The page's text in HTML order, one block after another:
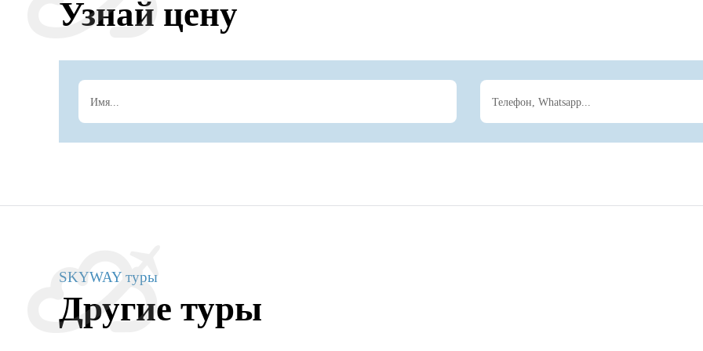
Узнай цену
SKYWAY туры
Другие туры